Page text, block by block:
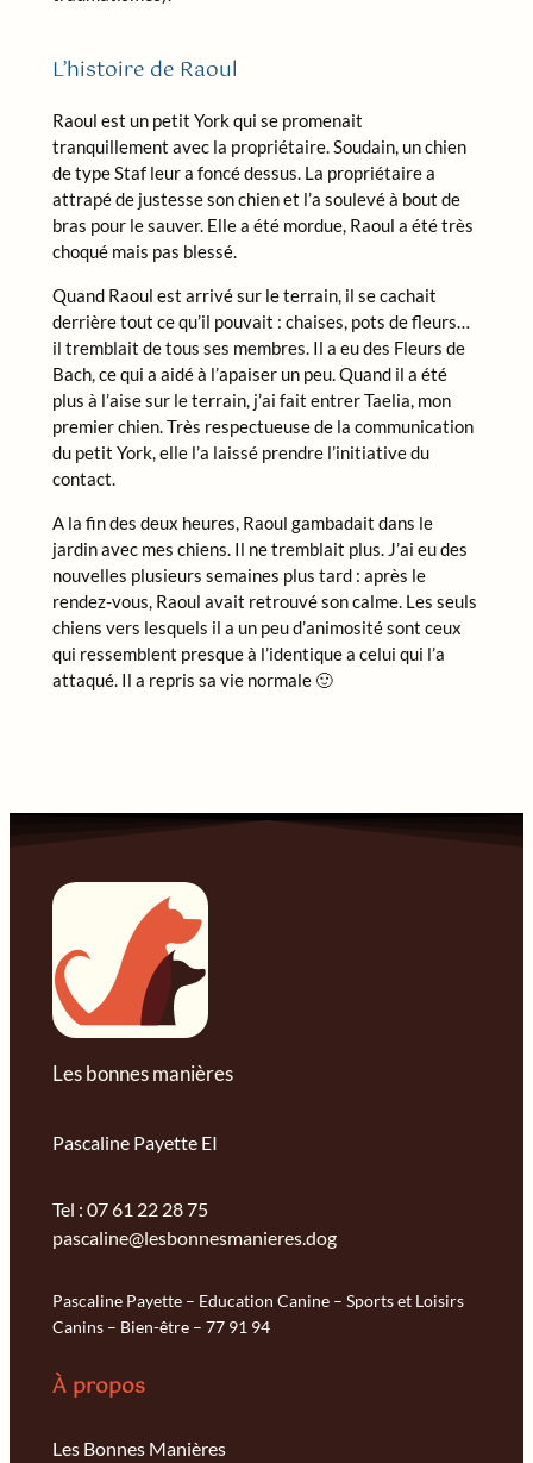
L’histoire de Raoul
Raoul est un petit York qui se promenait
tranquillement avec la propriétaire. Soudain, un chien
de type Staf leur a foncé dessus. La propriétaire a
attrapé de justesse son chien et l’a soulevé à bout de
bras pour le sauver. Elle a été mordue, Raoul a été très
choqué mais pas blessé.
Quand Raoul est arrivé sur le terrain, il se cachait
derrière tout ce qu’il pouvait : chaises, pots de fleurs…
il tremblait de tous ses membres. Il a eu des Fleurs de
Bach, ce qui a aidé à l’apaiser un peu. Quand il a été
plus à l’aise sur le terrain, j’ai fait entrer Taelia, mon
premier chien. Très respectueuse de la communication
du petit York, elle l’a laissé prendre l’initiative du
contact.
A la fin des deux heures, Raoul gambadait dans le
jardin avec mes chiens. Il ne tremblait plus. J’ai eu des
nouvelles plusieurs semaines plus tard : après le
rendez-vous, Raoul avait retrouvé son calme. Les seuls
chiens vers lesquels il a un peu d’animosité sont ceux
qui ressemblent presque à l’identique a celui qui l’a
attaqué. Il a repris sa vie normale 🙂
Les bonnes manières
Pascaline Payette EI
Tel : 07 61 22 28 75
pascaline@lesbonnesmanieres.dog
Pascaline Payette – Education Canine – Sports et Loisirs
Canins – Bien-être – 77 91 94
À propos
Les Bonnes Manières